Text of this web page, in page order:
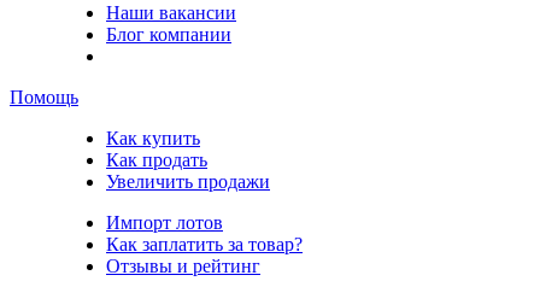
Наши вакансии
Блог компании
Помощь
Как купить
Как продать
Увеличить продажи
Импорт лотов
Как заплатить за товар?
Отзывы и рейтинг